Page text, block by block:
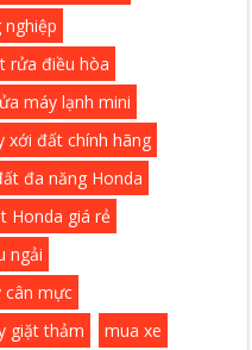
rửa điều hòa
máy lạnh mini
xới đất chính hãng
đa năng Honda
Honda giá rẻ
ngải
cân mực
giặt thảm mua xe